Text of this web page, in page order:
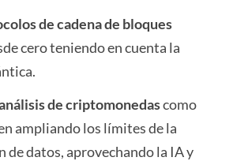
de cadena de bloques
cero teniendo en cuenta la
de criptomonedascomo
ampliando los límites de la
datos, aprovechando la IA y